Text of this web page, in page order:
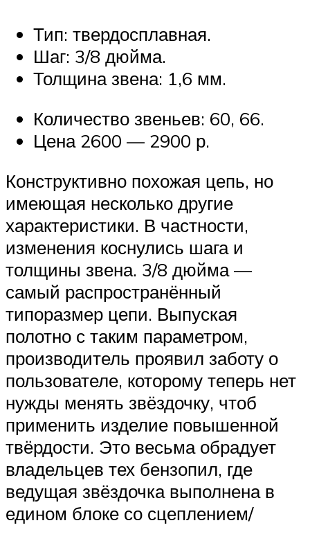
Тип: твердосплавная.
Шаг: 3/8 дюйма.
Толщина звена: 1,6 мм.
Количество звеньев: 60, 66.
Цена 2600 — 2900 р.
Конструктивно похожая цепь, но
имеющая несколько другие
характеристики. В частности,
изменения коснулись шага и
толщины звена. 3/8 дюйма —
самый распространённый
типоразмер цепи. Выпуская
полотно с таким параметром,
производитель проявил заботу о
пользователе, которому теперь нет
нужды менять звёздочку, чтоб
применить изделие повышенной
твёрдости. Это весьма обрадует
владельцев тех бензопил, где
ведущая звёздочка выполнена в
едином блоке со сцеплением/